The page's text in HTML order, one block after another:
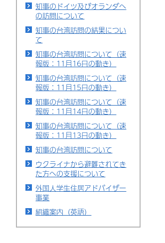
知事のドイツ及びオランダへ
の訪問について
知事の台湾訪問の結果につい
て
知事の台湾訪問について（速
報版：11月16日の動き）
知事の台湾訪問について（速
報版：11月15日の動き）
知事の台湾訪問について（速
報版：11月14日の動き）
知事の台湾訪問について（速
報版：11月13日の動き）
知事の台湾訪問について
ウクライナから避難されてき
た方への支援について
外国人学生住居アドバイザー
事業
組織案内（英語）